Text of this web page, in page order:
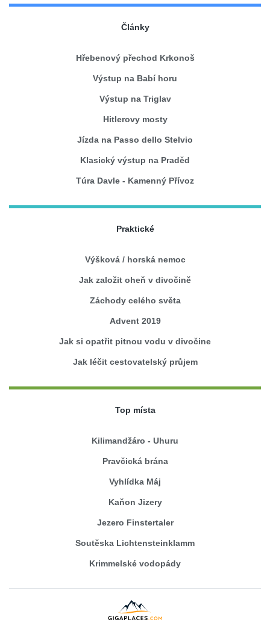
Články
Hřebenový přechod Krkonoš
Výstup na Babí horu
Výstup na Triglav
Hitlerovy mosty
Jízda na Passo dello Stelvio
Klasický výstup na Praděd
Túra Davle - Kamenný Přívoz
Praktické
Výšková / horská nemoc
Jak založit oheň v divočině
Záchody celého světa
Advent 2019
Jak si opatřit pitnou vodu v divočine
Jak léčit cestovatelský průjem
Top místa
Kilimandžáro - Uhuru
Pravčická brána
Vyhlídka Máj
Kaňon Jizery
Jezero Finstertaler
Soutěska Lichtensteinklamm
Krimmelské vodopády